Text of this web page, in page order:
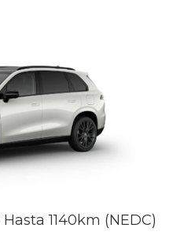
Hasta 1140km (NEDC)